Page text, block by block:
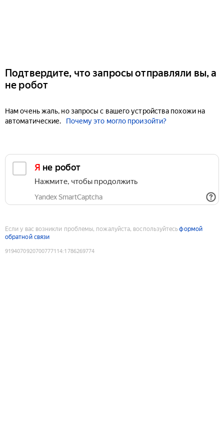
Подтвердите, что запросы отправляли вы, а
не робот
Нам очень жаль, но запросы с вашего устройства похожи на
автоматические.
Почему это могло произойти?
Я не робот
Нажмите, чтобы продолжить
Yandex SmartCaptcha
Если у вас возникли проблемы, пожалуйста, воспользуйтесьформой
обратной связи
9194070920700777114:1786269774